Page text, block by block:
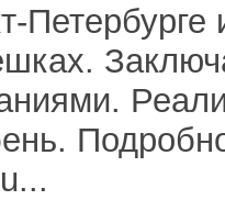
Петербурге